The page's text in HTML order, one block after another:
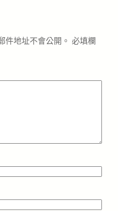
件地址不會公開。 必填欄